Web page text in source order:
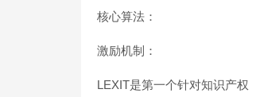
核心算法：
激励机制：
LEXIT是第一个针对知识产权